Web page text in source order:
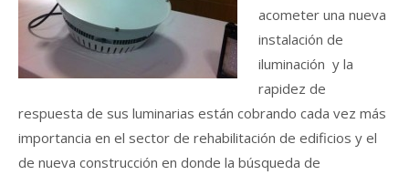
acometer una nueva
instalación de
iluminación y la
rapidez de
respuesta de sus luminarias están cobrando cada vez más
importancia en el sector de rehabilitación de edificios y el
de nueva construcción en donde la búsqueda de